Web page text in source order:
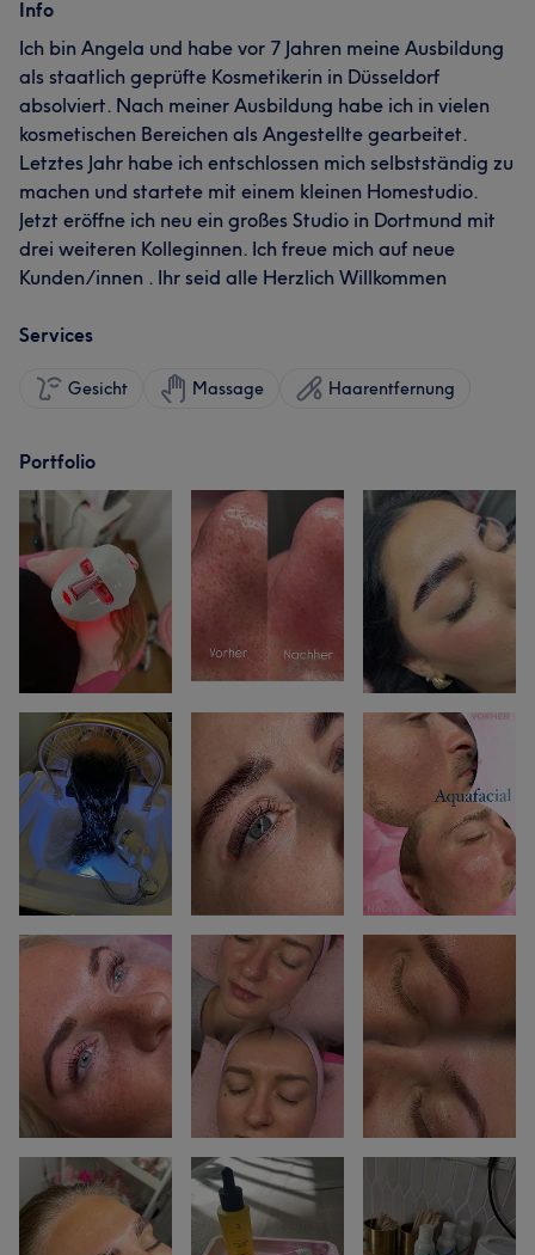
Info
Ich bin Angela und habe vor 7 Jahren meine Ausbildung
als staatlich geprüfte Kosmetikerin in Düsseldorf
absolviert. Nach meiner Ausbildung habe ich in vielen
kosmetischen Bereichen als Angestellte gearbeitet.
Letztes Jahr habe ich entschlossen mich selbstständig zu
machen und startete mit einem kleinen Homestudio.
Jetzt eröffne ich neu ein großes Studio in Dortmund mit
drei weiteren Kolleginnen. Ich freue mich auf neue
Kunden/innen . Ihr seid alle Herzlich Willkommen
Services
Gesicht Massage Haarentfernung
Portfolio